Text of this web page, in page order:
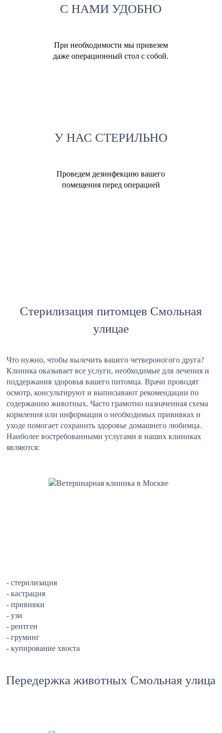
С НАМИ УДОБНО
При необходимости мы привезем
даже операционный стол с собой.
У НАС СТЕРИЛЬНО
Проведем дезинфекцию вашего
помещения перед операцией
Стерилизация питомцев Смольная
улицае
Что нужно, чтобы вылечить вашего четвероногого друга?
Клиника оказывает все услуги, необходимые для лечения и
поддержания здоровья вашего питомца. Врачи проводят
осмотр, консультируют и выписывают рекомендации по
содержанию животных. Часто грамотно назначенная схема
кормления или информация о необходимых прививках и
уходе помогает сохранить здоровье домашнего любимца.
Наиболее востребованными услугами в наших клиниках
являются:
- стерилизация
- кастрация
- прививки
- узи
- рентген
- груминг
- купирование хвоста
Передержка животных Смольная улица